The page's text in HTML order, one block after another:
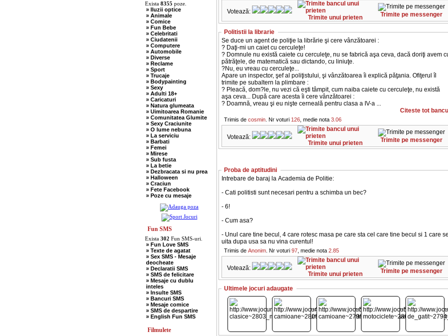
» Copii
» Craciun
» Cugetari
» Culmi
» Deocheate
» Diverse
» Doctori
» Elevi-Studenti
» Englezi
» Evrei
» Francezi
» Ingineri
» Ion si Maria
» Istorice
» Misogine
» Moldoveni
» Mosnegi
» Nebuni
» Negri
» Olteni
» Pescari
» Perle
» Politice
» Politisti
» Popi
» Radio Erevan
» Religioase
» Romani
» Sadice
» Secretare
» Sefi
» Scotieni
» Seci
» Soacre
» Sport
» Soferi
» Tarani
» Tigani
» Umor Negru
» Vanatori
Exista 8355 poze.
» Iluzii optice
» Animale
» Comice
» Fun Bebe
» Celebritati
» Ciudatenii
» Computere
» Automobile
» Diverse
» Reclame
» Sport
» Trucaje
» Bodypainting
» Sexy
» Adulti 18+
» Caricaturi
» Natura glumeata
» Uimitoarea Romanie
» Comunitatea Glumite
» Sexy Craciunite
» O lume nebuna
» La serviciu
» Barbati
» Femei
» Mirese
» Sub fusta
» La betie
» Dezbracata si nu prea
» Halloween
» Craciun
» Fete Facebook
» Poze cu mesaje
Fun SMS
Exista 302 Fun SMS-uri.
» Fun Love SMS
» Texte de agatat
» Sex SMS - Mesaje
deocheate
» Declaratii SMS
» SMS de felicitare
» Mesaje cu dublu
inteles
» Insulte SMS
» Bancuri SMS
» Mesaje comice
» SMS de despartire
» English Fun SMS
Filmulete
Votează:
Trimite unui prieten
Trimite pe messenger
Politistii la librarie
Se duce un agent de poli­ţie la librărie şi cere vânzătoarei :
? Daţi-mi un caiet cu cerculeţe!
? Domnule nu există caiete cu cerculeţe, nu se fabrică aşa ceva, dacă doriţi avem
pătrăţele, de matematică sau dictando, cu liniuţe.
?Nu, eu vreau cu cerculeţe...
Apare un inspector, şef al poli­ţistului, şi vânzătoarea îi explică păţania. Ofiţerul îl
trimite pe sub­al­tern la plimbare :
? Pleacă, dom?le, nu vezi că eşti tâmpit, cum naiba caiete cu cercu­leţe, nu există
aşa ceva... După care acesta îi cere vânzătoarei :
? Doamnă, vreau şi eu nişte cer­neală pentru clasa a IV-a ...
Citeste tot
Trimis de cosmin. Nr voturi 126, medie nota 3.06
Votează:
Trimite unui prieten
Trimite pe messenger
Proba de aptitudini
Intrebare de baraj la Academia de Politie:
- Cati politisti sunt necesari pentru a schimba un bec?
- 6!
- Cum asa?
- Unul care tine becul, 4 care rotesc masa pe care sta cel care tine becul si 1 care
uita dupa usa sa nu vina curentul!
Trimis de Anonim. Nr voturi 97, medie nota 2.85
Votează:
Trimite unui prieten
Trimite pe messenger
Ultimele jocuri adaugate